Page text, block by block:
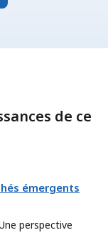
de ce
émergents
perspective